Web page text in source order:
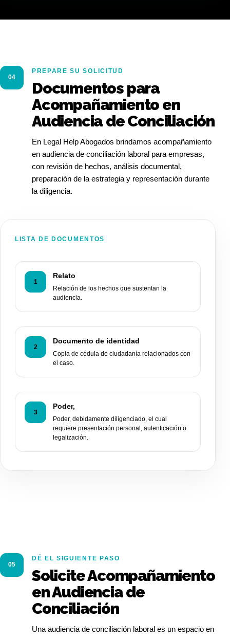
04
PREPARE SU SOLICITUD
Documentos para
Acompañamiento en
Audiencia de Conciliación
En Legal Help Abogados brindamos acompañamiento
en audiencia de conciliación laboral para empresas,
con revisión de hechos, análisis documental,
preparación de la estrategia y representación durante
la diligencia.
LISTA DE DOCUMENTOS
1
Relato
Relación de los hechos que sustentan la
audiencia.
2
Documento de identidad
Copia de cédula de ciudadanía relacionados con
el caso.
3
Poder,
Poder, debidamente diligenciado, el cual
requiere presentación personal, autenticación o
legalización.
05
DÉ EL SIGUIENTE PASO
Solicite Acompañamiento
en Audiencia de
Conciliación
Una audiencia de conciliación laboral es un espacio en